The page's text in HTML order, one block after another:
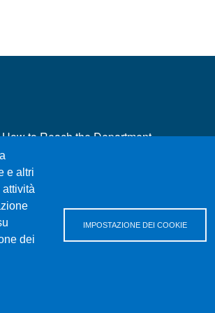
e altri
dei
IMPOSTAZIONE DEI COOKIE
How to Reach the Department
Where we are
Sitemap
Accessibility statement
Privacy and cookie policy